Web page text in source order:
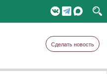
Сделать новость